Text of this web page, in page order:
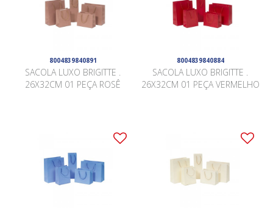
8004839840891
SACOLA LUXO BRIGITTE .
26X32CM 01 PEÇA ROSÊ
8004839840884
SACOLA LUXO BRIGITTE .
26X32CM 01 PEÇA VERMELHO